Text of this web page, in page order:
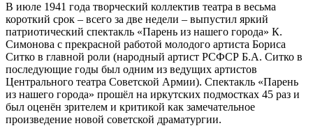
В июле 1941 года творческий коллектив театра в весьма
короткий срок – всего за две недели – выпустил яркий
патриотический спектакль «Парень из нашего города» К.
Симонова с прекрасной работой молодого артиста Бориса
Ситко в главной роли (народный артист РСФСР Б.А. Ситко в
последующие годы был одним из ведущих артистов
Центрального театра Советской Армии). Спектакль «Парень
из нашего города» прошёл на иркутских подмостках 45 раз и
был оценён зрителем и критикой как замечательное
произведение новой советской драматургии.